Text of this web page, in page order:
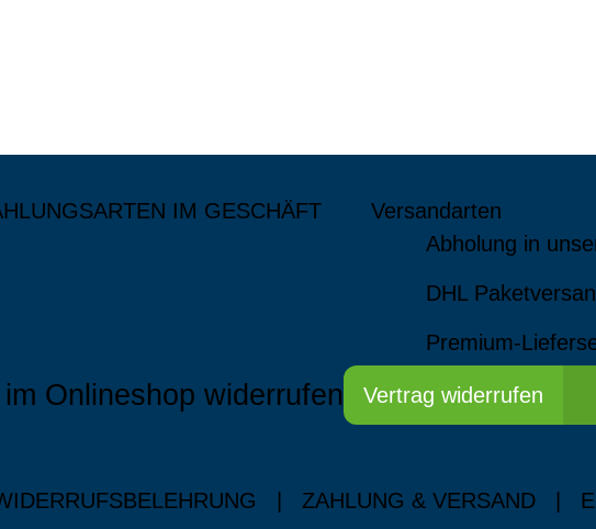
IM GESCHÄFT
Versandarten
Abholung in
DHL
Premium-
Onlineshop widerrufen Vertrag widerrufen
ZAHLUNG & VERSAND